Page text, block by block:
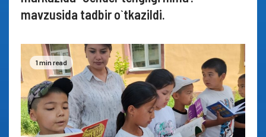
mavzusida tadbir o`tkazildi.
1 min read